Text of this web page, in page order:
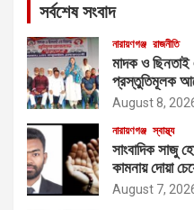
সর্বশেষ সংবাদ
নারায়ণগঞ্জ রাজনীতি
মাদক ও ছিনতাই
প্রস্তুতিমূলক
August 8,
নারায়ণগঞ্জ স্বাস্থ্য
সাংবাদিক সাজু
কামনায় দোয়া
August 7,